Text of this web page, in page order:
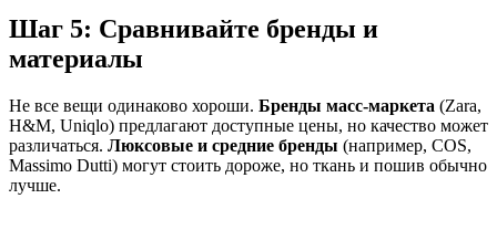
Шаг 5: Сравнивайте бренды и
материалы
Не все вещи одинаково хороши. Бренды масс-маркета (Zara,
H&M, Uniqlo) предлагают доступные цены, но качество может
различаться. Люксовые и средние бренды (например, COS,
Massimo Dutti) могут стоить дороже, но ткань и пошив обычно
лучше.